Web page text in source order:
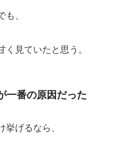
、
見ていたと思う。
一番の原因だった
げるなら、